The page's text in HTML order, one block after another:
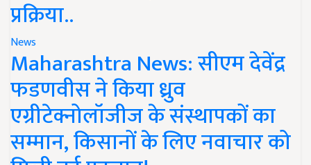
प्रक्रिया..
News
Maharashtra News: सीएम देवेंद्र
फडणवीस ने किया ध्रुव
एग्रीटेक्नोलॉजीज के संस्थापकों का
सम्मान, किसानों के लिए नवाचार को